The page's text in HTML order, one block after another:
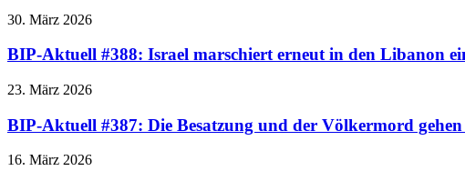
30. März 2026
BIP-Aktuell #388: Israel marschiert erneut in den Libanon
23. März 2026
BIP-Aktuell #387: Die Besatzung und der Völkermord
16. März 2026